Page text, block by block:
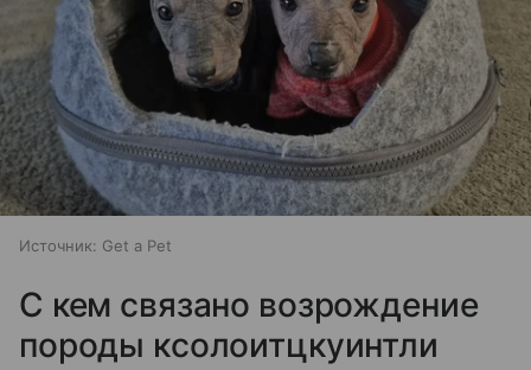
Источник: Get a Pet
С кем связано возрождение
породы кcoлоитцкуинтли